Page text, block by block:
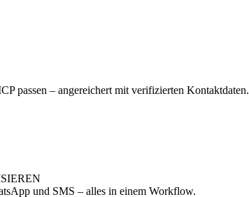
passen – angereichert mit verifizierten Kontaktdaten.
und SMS – alles in einem Workflow.